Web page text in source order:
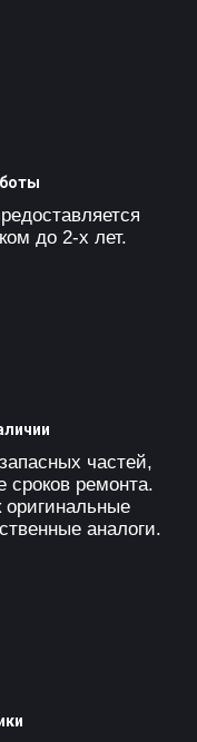
до 2-х лет.
частей,
сроков ремонта.
аналоги.